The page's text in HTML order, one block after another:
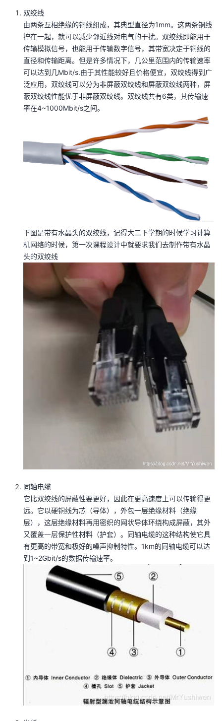
双绞线
由两条互相绝缘的铜线组成，其典型直径为1mm。这两条铜线
拧在一起，就可以减少邻近线对电气的干扰。双绞线即能用于
传输模拟信号，也能用于传输数字信号，其带宽决定于铜线的
直径和传输距离。但是许多情况下，几公里范围内的传输速率
可以达到几Mbit/s.由于其性能较好且价格便宜，双绞线得到广
泛应用，双绞线可以分为非屏蔽双绞线和屏蔽双绞线两种，屏
蔽双绞线性能优于非屏蔽双绞线。双绞线共有6类，其传输速
率在4~1000Mbit/s之间。
下图是带有水晶头的双绞线，记得大二下学期的时候学习计算
机网络的时候，第一次课程设计中就要求我们去制作带有水晶
头的双绞线
同轴电缆
它比双绞线的屏蔽性要更好，因此在更高速度上可以传输得更
远。它以硬铜线为芯（导体），外包一层绝缘材料（绝缘
层），这层绝缘材料再用密织的网状导体环绕构成屏蔽，其外
又覆盖一层保护性材料（护套）。同轴电缆的这种结构使它具
有更高的带宽和极好的噪声抑制特性。1km的同轴电缆可以达
到1~2Gbit/s的数据传输速率。